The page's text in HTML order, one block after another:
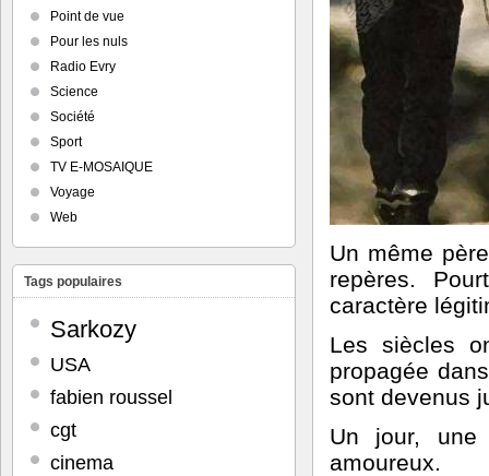
Point de vue
Pour les nuls
Radio Evry
Science
Société
Sport
TV E-MOSAIQUE
Voyage
Web
Tags populaires
Sarkozy
USA
fabien roussel
cgt
cinema
Un même
repères.
caractère
Les siècles
propagée
sont devenus
Un jour, une
amoureux.